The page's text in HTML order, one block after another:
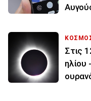
Στις
ηλίου